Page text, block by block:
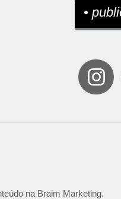
•
na Braim Marketing.